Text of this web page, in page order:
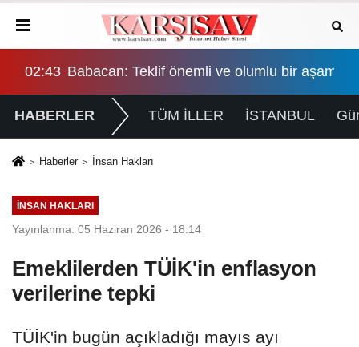
eşitlik yönünden eksiklikler giderilmeli
02:43 Babacan: Teklif önemli ve olumlu bir aşama,
HABERLER TÜM İLLER İSTANBUL
Haberler İnsan Hakları
İNSAN HAKLARI
Yayınlanma: 05 Haziran 2026 - 18:14
Emeklilerden TÜİK'in enflasyon
verilerine tepki
TÜİK'in bugün açıkladığı mayıs ayı